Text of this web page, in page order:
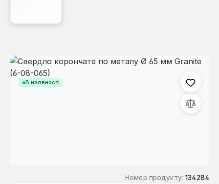
В наявності
Пропустити галерею зображень
Номер продукту: 134284